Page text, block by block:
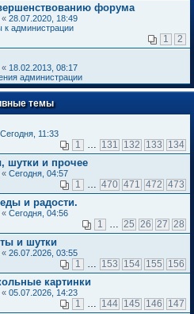
форума
« 28.07.2020, 18:49
к администрации
1 2
« 18.02.2013, 08:17
администрации
темы
Сегодня, 11:33
1 131 132 133 134
шутки и прочее
« Сегодня, 04:57
1 470 471 472 473
и радости.
« Сегодня, 04:56
1 25 26 27 28
и шутки
« 26.07.2026, 03:55
1 153 154 155 156
картинки
« 05.07.2026, 14:23
1 144 145 146 147